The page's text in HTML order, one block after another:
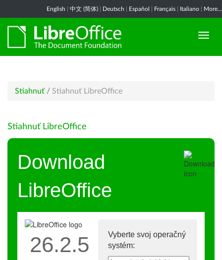
English 中文 (简体) Deutsch Español Français Italiano More...
Stiahnuť / Stiahnuť LibreOffice
Stiahnuť LibreOffice
Download
LibreOffice
Vyberte svoj operačný
systém:
26.2.5